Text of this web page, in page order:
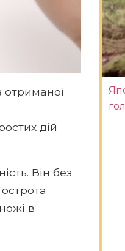
отриманої
дій
Він без
в